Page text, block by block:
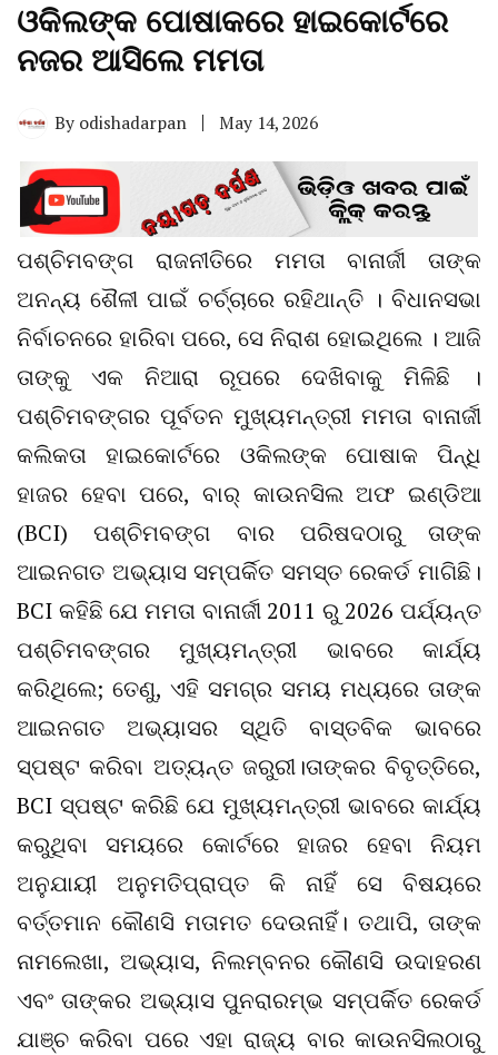
ଓକିଲଙ୍କ ପୋଷାକରେ ହାଇକୋର୍ଟରେ
ନଜର ଆସିଲେ ମମତା
By odishadarpan May 14, 2026
ପଶ୍ଚିମବଙ୍ଗ ରାଜନୀତିରେ ମମତା ବାନାର୍ଜୀ ତାଙ୍କ
ଅନନ୍ୟ ଶୈଳୀ ପାଇଁ ଚର୍ଚ୍ଚାରେ ରହିଥାନ୍ତି । ବିଧାନସଭା
ନିର୍ବାଚନରେ ହାରିବା ପରେ, ସେ ନିରାଶ ହୋଇଥିଲେ । ଆଜି
ତାଙ୍କୁ ଏକ ନିଆରା ରୂପରେ ଦେଖିବାକୁ ମିଳିଛି ।
ପଶ୍ଚିମବଙ୍ଗର ପୂର୍ବତନ ମୁଖ୍ୟମନ୍ତ୍ରୀ ମମତା ବାନାର୍ଜୀ
କଲିକତା ହାଇକୋର୍ଟରେ ଓକିଲଙ୍କ ପୋଷାକ ପିନ୍ଧି
ହାଜର ହେବା ପରେ, ବାର୍‌ କାଉନସିଲ ଅଫ ଇଣ୍ଡିଆ
(BCI) ପଶ୍ଚିମବଙ୍ଗ ବାର ପରିଷଦଠାରୁ ତାଙ୍କ
ଆଇନଗତ ଅଭ୍ୟାସ ସମ୍ପର୍କିତ ସମସ୍ତ ରେକର୍ଡ ମାଗିଛି।
BCI କହିଛି ଯେ ମମତା ବାନାର୍ଜୀ 2011 ରୁ 2026 ପର୍ଯ୍ୟନ୍ତ
ପଶ୍ଚିମବଙ୍ଗର ମୁଖ୍ୟମନ୍ତ୍ରୀ ଭାବରେ କାର୍ଯ୍ୟ
କରିଥିଲେ; ତେଣୁ, ଏହି ସମଗ୍ର ସମୟ ମଧ୍ୟରେ ତାଙ୍କ
ଆଇନଗତ ଅଭ୍ୟାସର ସ୍ଥିତି ବାସ୍ତବିକ ଭାବରେ
ସ୍ପଷ୍ଟ କରିବା ଅତ୍ୟନ୍ତ ଜରୁରୀ।ତାଙ୍କର ବିବୃତ୍ତିରେ,
BCI ସ୍ପଷ୍ଟ କରିଛି ଯେ ମୁଖ୍ୟମନ୍ତ୍ରୀ ଭାବରେ କାର୍ଯ୍ୟ
କରୁଥିବା ସମୟରେ କୋର୍ଟରେ ହାଜର ହେବା ନିୟମ
ଅନୁଯାୟୀ ଅନୁମତିପ୍ରାପ୍ତ କି ନାହିଁ ସେ ବିଷୟରେ
ବର୍ତ୍ତମାନ କୌଣସି ମତାମତ ଦେଉନାହିଁ। ତଥାପି, ତାଙ୍କ
ନାମଲେଖା, ଅଭ୍ୟାସ, ନିଲମ୍ବନର କୌଣସି ଉଦାହରଣ
ଏବଂ ତାଙ୍କର ଅଭ୍ୟାସ ପୁନରାରମ୍ଭ ସମ୍ପର୍କିତ ରେକର୍ଡ
ଯାଞ୍ଚ କରିବା ପରେ ଏହା ରାଜ୍ୟ ବାର କାଉନସିଲଠାରୁ